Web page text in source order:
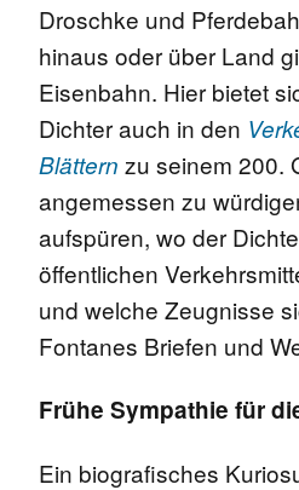
Droschke und
hinaus oder über Land
Eisenbahn. Hier bietet
Dichter auch in den
Blättern zu seinem 200.
angemessen zu
aufspüren, wo der
öffentlichen
und welche Zeugnisse
Fontanes Briefen und
Frühe Sympathie für
Ein biografisches